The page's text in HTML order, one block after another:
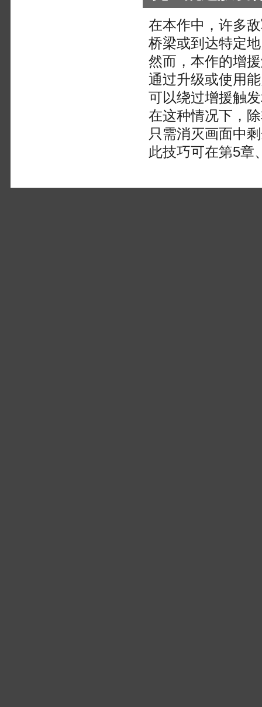
在本作中，许多
桥梁或到达特定
然而，本作的增
通过升级或使用
可以绕过增援触
在这种情况下，
只需消灭画面中
此技巧可在第5章